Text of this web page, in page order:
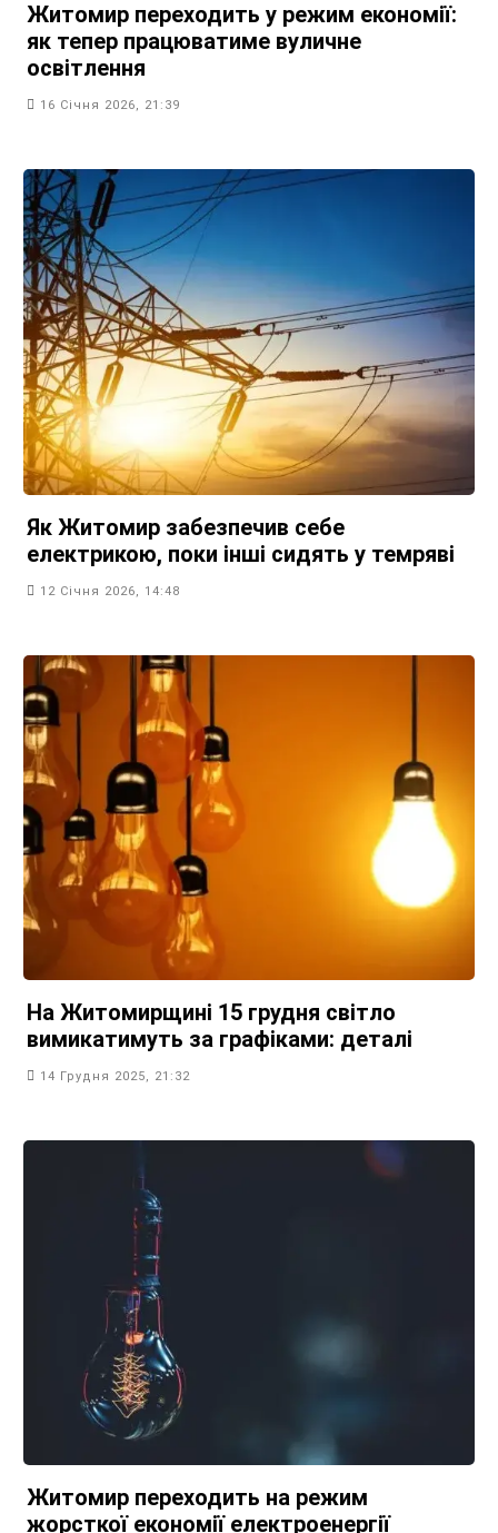
Житомир переходить у режим економії:
як тепер працюватиме вуличне
освітлення
16 Січня 2026, 21:39
Як Житомир забезпечив себе
електрикою, поки інші сидять у темряві
12 Січня 2026, 14:48
На Житомирщині 15 грудня світло
вимикатимуть за графіками: деталі
14 Грудня 2025, 21:32
Житомир переходить на режим
жорсткої економії електроенергії